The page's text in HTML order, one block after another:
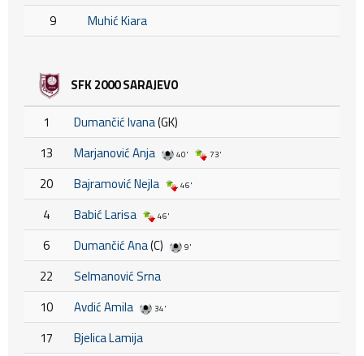
9
Muhić Kiara
SFK 2000 SARAJEVO
1 Dumančić Ivana(GK)
13
Marjanović Anja 40' 73'
20 Bajramović Nejla 46'
4 Babić Larisa 46'
6 Dumančić Ana(C) 9'
22
Selmanović Srna
10
Avdić Amila 34'
17
Bjelica Lamija